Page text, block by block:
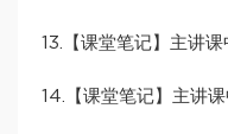
13.【课堂笔记】主讲
14.【课堂笔记】主讲